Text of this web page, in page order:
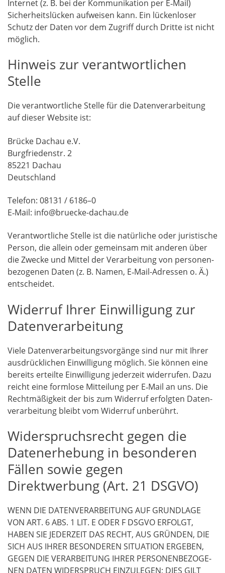
Inter­net (z. B. bei der Kom­mu­ni­ka­ti­on per E‑Mail)
Sicher­heits­lü­cken auf­wei­sen kann. Ein lücken­lo­ser
Schutz der Daten vor dem Zugriff durch Drit­te ist nicht
möglich.
Hinweis zur verantwortlichen
Stelle
Die ver­ant­wort­li­che Stel­le für die Daten­ver­ar­bei­tung
auf die­ser Web­site ist:
Brü­cke Dach­au e.V.
Burg­frie­denstr. 2
85221 Dachau
Deutschland
Tele­fon: 08131 / 6186–0
E‑Mail: info@bruecke-dachau.de
Ver­ant­wort­li­che Stel­le ist die natür­li­che oder juris­ti­sche
Per­son, die allein oder gemein­sam mit ande­ren über
die Zwe­cke und Mit­tel der Ver­ar­bei­tung von per­so­nen­
be­zo­ge­nen Daten (z. B. Namen, E‑Mail-Adres­sen o. Ä.)
entscheidet.
Widerruf Ihrer Einwilligung zur
Datenverarbeitung
Vie­le Daten­ver­ar­bei­tungs­vor­gän­ge sind nur mit Ihrer
aus­drück­li­chen Ein­wil­li­gung mög­lich. Sie kön­nen eine
bereits erteil­te Ein­wil­li­gung jeder­zeit wider­ru­fen. Dazu
reicht eine form­lo­se Mit­tei­lung per E‑Mail an uns. Die
Recht­mä­ßig­keit der bis zum Wider­ruf erfolg­ten Daten­
ver­ar­bei­tung bleibt vom Wider­ruf unberührt.
Widerspruchsrecht gegen die
Datenerhebung in besonderen
Fällen sowie gegen
Direktwerbung (Art. 21 DSGVO)
WENN DIE DATEN­VER­AR­BEI­TUNG AUF GRUND­LA­GE
VON ART. 6 ABS. 1 LIT. E ODER F DSGVO ERFOLGT,
HABEN SIE JEDER­ZEIT DAS RECHT, AUS GRÜN­DEN, DIE
SICH AUS IHRER BESON­DE­REN SITUA­TI­ON ERGE­BEN,
GEGEN DIE VER­AR­BEI­TUNG IHRER PER­SO­NEN­BE­ZO­GE­
NEN DATEN WIDER­SPRUCH EIN­ZU­LE­GEN; DIES GILT